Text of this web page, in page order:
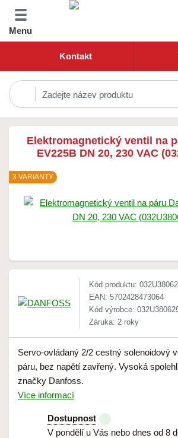
Menu
Kontakt
Elektromagnetický ventil na
EV225B DN 20, 230 VAC
3 VARIANTY
Kód produktu:
EAN: 5702428473064
Kód výrobce:
Záruka: 2 roky
Servo-ovládaný 2/2 cestný solenoidový
páru, bez napětí zavřený. Vysoká
značky Danfoss.
Více informací
Dostupnost
V pondělí u Vás nebo dnes od 8